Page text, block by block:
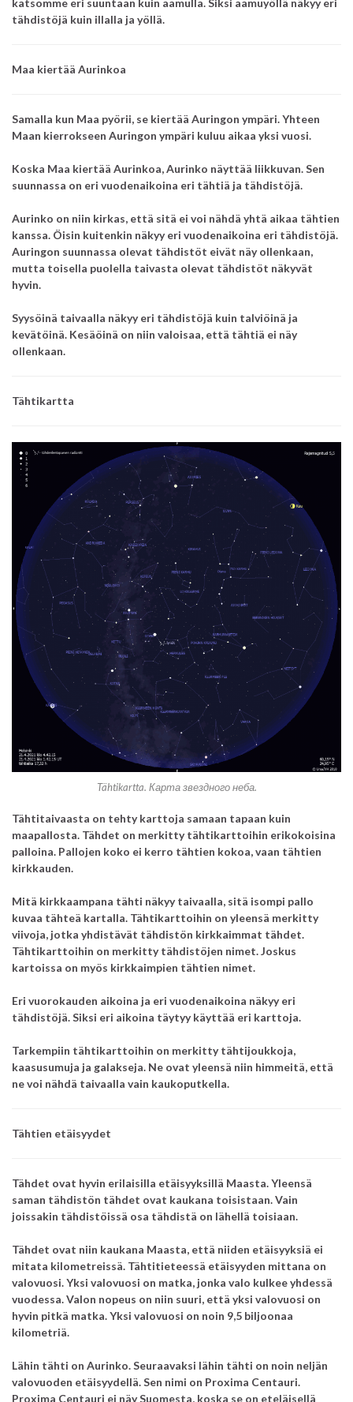
tähdistöjä kuin illalla ja yöllä.
Maa kiertää Aurinkoa
Samalla kun Maa pyörii, se kiertää Auringon ympäri. Yhteen
Maan kierrokseen Auringon ympäri kuluu aikaa yksi vuosi.
Koska Maa kiertää Aurinkoa, Aurinko näyttää liikkuvan. Sen
suunnassa on eri vuodenaikoina eri tähtiä ja tähdistöjä.
Aurinko on niin kirkas, että sitä ei voi nähdä yhtä aikaa tähtien
kanssa. Öisin kuitenkin näkyy eri vuodenaikoina eri tähdistöjä.
Auringon suunnassa olevat tähdistöt eivät näy ollenkaan,
mutta toisella puolella taivasta olevat tähdistöt näkyvät
hyvin.
Syysöinä taivaalla näkyy eri tähdistöjä kuin talviöinä ja
kevätöinä. Kesäöinä on niin valoisaa, että tähtiä ei näy
ollenkaan.
Tähtikartta
Tähtikartta. Карта звездного неба.
Tähtitaivaasta on tehty karttoja samaan tapaan kuin
maapallosta. Tähdet on merkitty tähtikarttoihin erikokoisina
palloina. Pallojen koko ei kerro tähtien kokoa, vaan tähtien
kirkkauden.
Mitä kirkkaampana tähti näkyy taivaalla, sitä isompi pallo
kuvaa tähteä kartalla. Tähtikarttoihin on yleensä merkitty
viivoja, jotka yhdistävät tähdistön kirkkaimmat tähdet.
Tähtikarttoihin on merkitty tähdistöjen nimet.Joskus
kartoissa on myös kirkkaimpien tähtien nimet.
Eri vuorokauden aikoina ja eri vuodenaikoina näkyy eri
tähdistöjä. Siksi eri aikoina täytyy käyttää eri karttoja.
Tarkempiin tähtikarttoihin on merkitty tähtijoukkoja,
kaasusumuja ja galakseja. Ne ovat yleensä niin himmeitä, että
ne voi nähdä taivaalla vain kaukoputkella.
Tähtien etäisyydet
Tähdet ovat hyvin erilaisilla etäisyyksillä Maasta. Yleensä
saman tähdistön tähdet ovat kaukana toisistaan. Vain
joissakin tähdistöissä osa tähdistä on lähellä toisiaan.
Tähdet ovat niin kaukana Maasta, että niiden etäisyyksiä ei
mitata kilometreissä. Tähtitieteessä etäisyyden mittana on
valovuosi. Yksi valovuosi on matka, jonka valo kulkee yhdessä
vuodessa. Valon nopeus on niin suuri, että yksi valovuosi on
hyvin pitkä matka. Yksi valovuosi on noin 9,5 biljoonaa
kilometriä.
Lähin tähti on Aurinko. Seuraavaksi lähin tähti on noin neljän
valovuoden etäisyydellä. Sen nimi on Proxima Centauri.
Proxima Centauri ei näy Suomesta, koska se on eteläisellä